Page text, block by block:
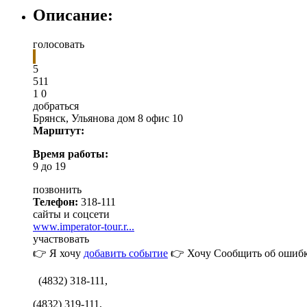
Описание:
голосовать
5
511
1 0
добраться
Брянск, Ульянова дом 8 офис 10
Марштут:
Время работы:
9 до 19
позвонить
Телефон: 318-111
сайты и соцсети
www.imperator-tour.r...
участвовать
👉 Я хочу добавить событие 👉 Хочу Сообщить об
(4832) 318-111,
(4832) 319-111,